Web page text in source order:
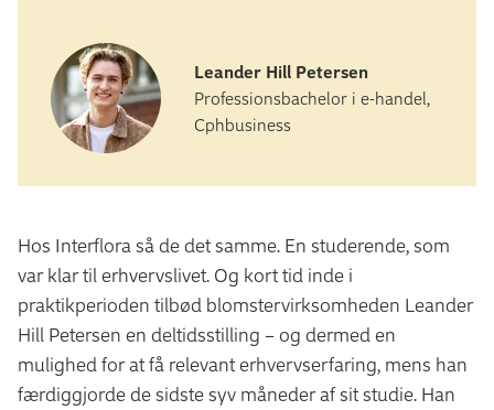
Leander Hill Petersen
Professionsbachelor i e-handel,
Cphbusiness
Hos Interflora så de det samme. En studerende, som
var klar til erhvervslivet. Og kort tid inde i
praktikperioden tilbød blomstervirksomheden Leander
Hill Petersen en deltidsstilling – og dermed en
mulighed for at få relevant erhvervserfaring, mens han
færdiggjorde de sidste syv måneder af sit studie. Han